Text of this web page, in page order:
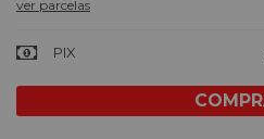
ver parcelas
PIX